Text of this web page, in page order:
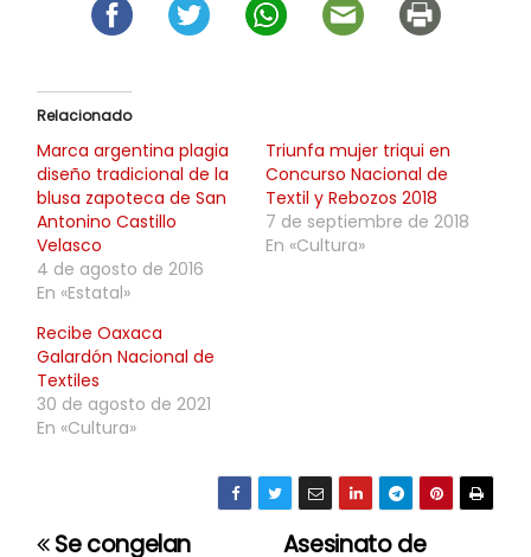
Relacionado
Marca argentina plagia
diseño tradicional de la
blusa zapoteca de San
Antonino Castillo
Velasco
4 de agosto de 2016
En «Estatal»
Triunfa mujer triqui en
Concurso Nacional de
Textil y Rebozos 2018
7 de septiembre de 2018
En «Cultura»
Recibe Oaxaca
Galardón Nacional de
Textiles
30 de agosto de 2021
En «Cultura»
Asesinato de
Se congelan